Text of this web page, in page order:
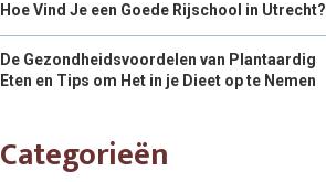
Hoe Vind Je een Goede Rijschool in Utrecht?
De Gezondheidsvoordelen van Plantaardig
Eten en Tips om Het in je Dieet op te Nemen
Categorieën